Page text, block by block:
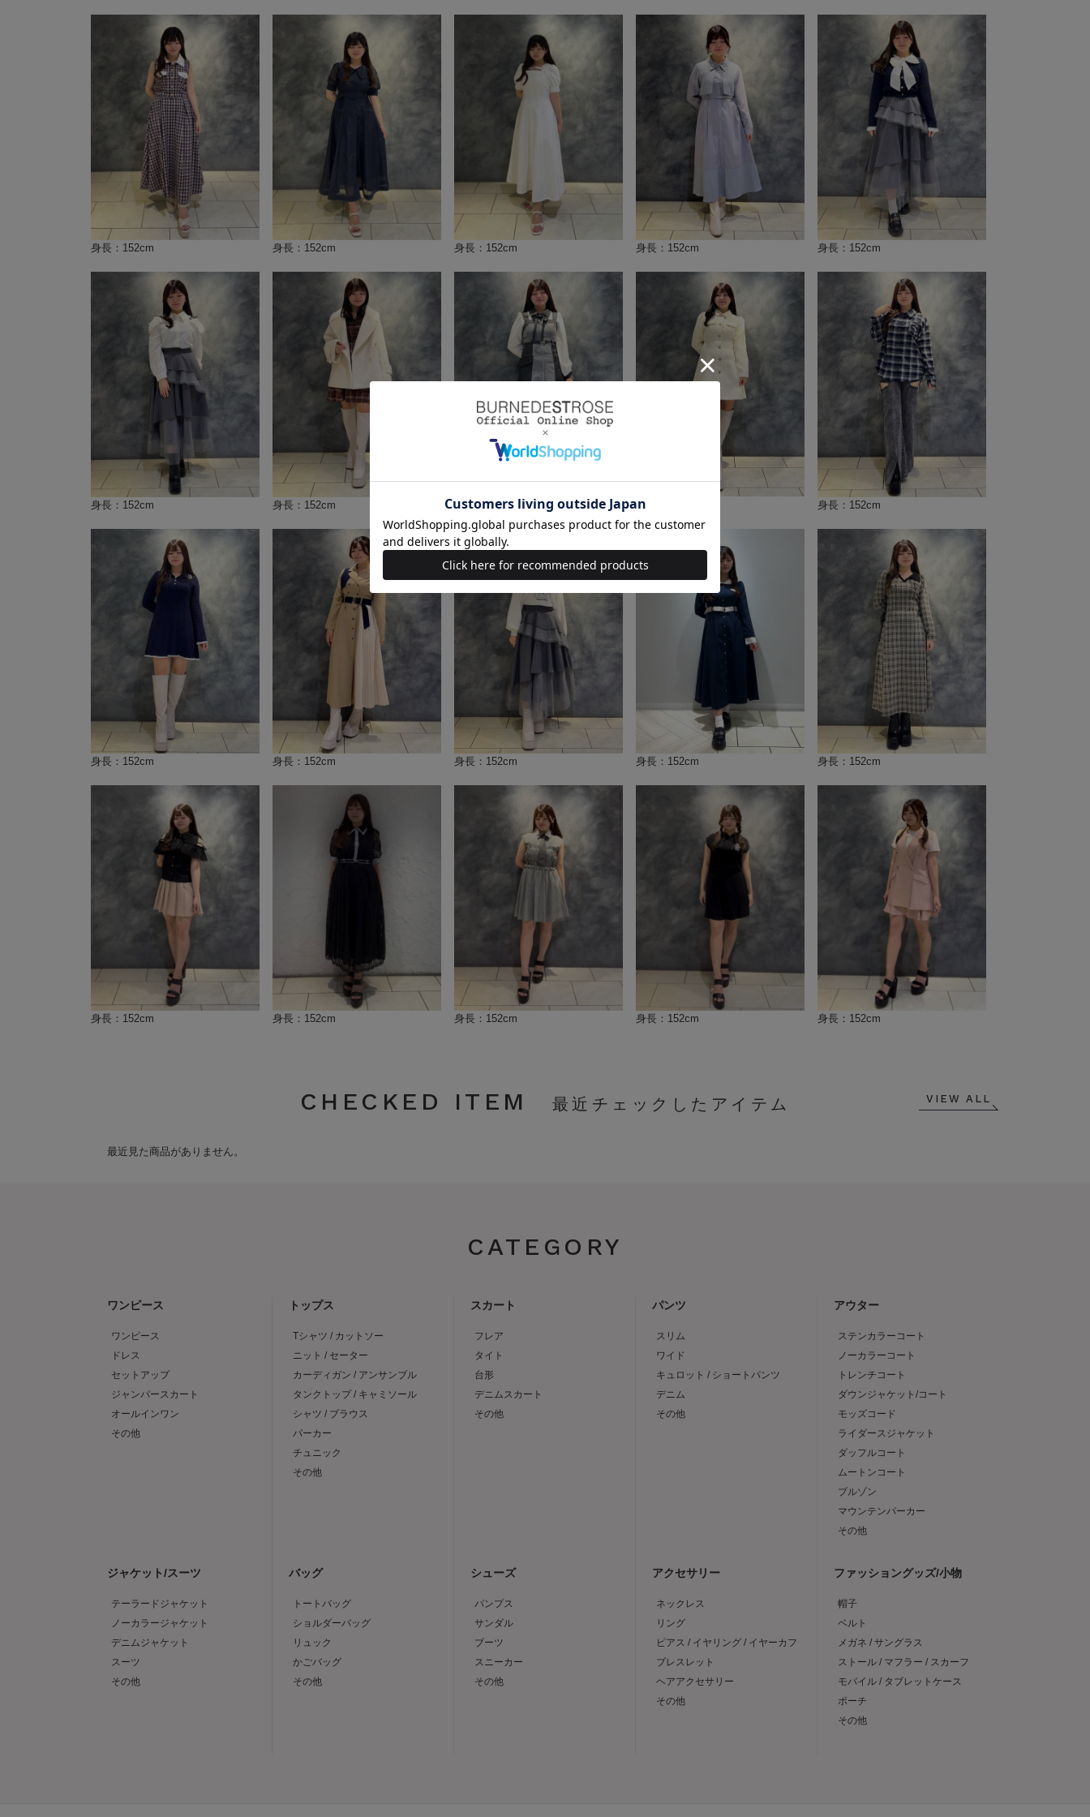
身長：152cm 身長：152cm 身長：152cm 身長：152cm 身長：152cm
身長：152cm 身長：152cm 身長：152cm 身長：152cm 身長：152cm
身長：152cm 身長：152cm 身長：152cm 身長：152cm 身長：152cm
身長：152cm 身長：152cm 身長：152cm 身長：152cm 身長：152cm
CHECKED ITEM VIEW ALL
最近見た商品がありません。
CATEGORY
ワンピース
ワンピース
ドレス
セットアップ
ジャンパースカート
オールインワン
その他
トップス
Tシャツ / カットソー
ニット / セーター
カーディガン / アンサンブル
タンクトップ / キャミソール
シャツ / ブラウス
パーカー
チュニック
その他
スカート
フレア
タイト
台形
デニムスカート
その他
パンツ
スリム
ワイド
キュロット / ショートパンツ
デニム
その他
アウター
ステンカラーコート
ノーカラーコート
トレンチコート
ダウンジャケット/コート
モッズコード
ライダースジャケット
ダッフルコート
ムートンコート
ブルゾン
マウンテンパーカー
その他
ジャケット/スーツ
テーラードジャケット
ノーカラージャケット
デニムジャケット
スーツ
その他
バッグ
トートバッグ
ショルダーバッグ
リュック
かごバッグ
その他
シューズ
パンプス
サンダル
ブーツ
スニーカー
その他
アクセサリー
ネックレス
リング
ピアス / イヤリング / イヤーカフ
ブレスレット
ヘアアクセサリー
その他
ファッショングッズ/小物
帽子
ベルト
メガネ / サングラス
ストール / マフラー / スカーフ
モバイル / タブレットケース
ポーチ
その他